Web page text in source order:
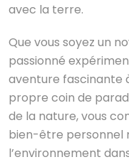
avec la terre.
Que vous soyez un
passionné
aventure fascinante
propre coin de
de la nature, vous
bien-être personnel
l’environnement